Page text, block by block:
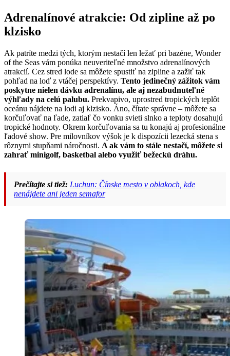
Adrenalínové atrakcie: Od zipline až po
klzisko
Ak patríte medzi tých, ktorým nestačí len ležať pri bazéne, Wonder
of the Seas vám ponúka neuveriteľné množstvo adrenalínových
atrakcií. Cez stred lode sa môžete spustiť na zipline a zažiť tak
pohľad na loď z vtáčej perspektívy. Tento jedinečný zážitok vám
poskytne nielen dávku adrenalínu, ale aj nezabudnuteľné
výhľady na celú palubu. Prekvapivo, uprostred tropických teplôt
oceánu nájdete na lodi aj klzisko. Áno, čítate správne – môžete sa
korčuľovať na ľade, zatiaľ čo vonku svieti slnko a teploty dosahujú
tropické hodnoty. Okrem korčuľovania sa tu konajú aj profesionálne
ľadové show. Pre milovníkov výšok je k dispozícii lezecká stena s
rôznymi stupňami náročnosti. A ak vám to stále nestačí, môžete si
zahrať minigolf, basketbal alebo využiť bežeckú dráhu.
Prečítajte si tiež: Luchun: Čínske mesto v oblakoch, kde
nenájdete ani jeden semafor